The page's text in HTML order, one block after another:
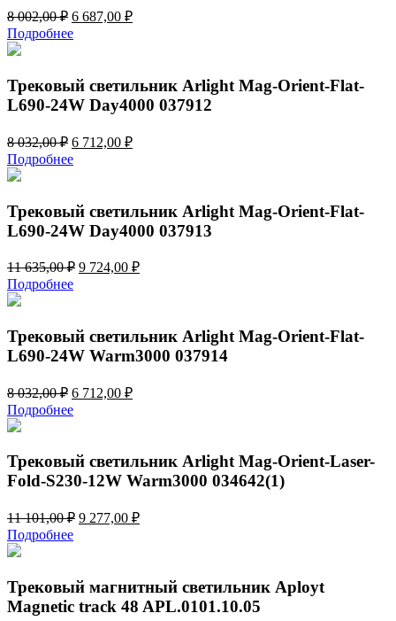
8 002,00₽ Первоначальная
цена
составляла
002,00 ₽.
6 687,00 ₽Текущая
Подробнее
Трековый светильник Arlight Mag-Orient-Flat-
L690-24W Day4000 037912
8 032,00₽ Первоначальная
цена
составляла
032,00 ₽.
6 712,00 ₽Текущая
Подробнее
Трековый светильник Arlight Mag-Orient-Flat-
L690-24W Day4000 037913
11 635,00₽ Первоначальная
635,00 ₽.
9 724,00 ₽Текущая
Подробнее
Трековый светильник Arlight Mag-Orient-Flat-
L690-24W Warm3000 037914
8 032,00₽ Первоначальная
цена
составляла
032,00 ₽.
6 712,00 ₽Текущая
Подробнее
Трековый светильник Arlight Mag-Orient-Laser-
Fold-S230-12W Warm3000 034642(1)
11 101,00₽ Первоначальная
101,00 ₽.
9 277,00 ₽Текущая
Подробнее
Трековый магнитный светильник Aployt
Magnetic track 48 APL.0101.10.05